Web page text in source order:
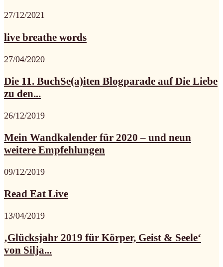
27/12/2021
live breathe words
27/04/2020
Die 11. BuchSe(a)iten Blogparade auf Die Liebe
zu den...
26/12/2019
Mein Wandkalender für 2020 – und neun
weitere Empfehlungen
09/12/2019
Read Eat Live
13/04/2019
‚Glücksjahr 2019 für Körper, Geist & Seele‘
von Silja...